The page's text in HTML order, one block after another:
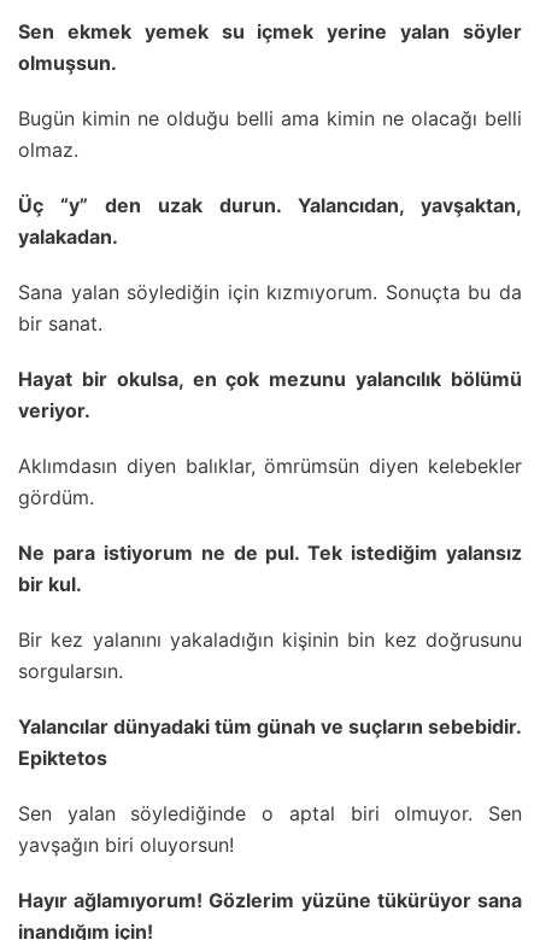
Sen ekmek yemek su içmek yerine yalan söyler
olmuşsun.
Bugün kimin ne olduğu belli ama kimin ne olacağı belli
olmaz.
Üç “y” den uzak durun. Yalancıdan, yavşaktan,
yalakadan.
Sana yalan söylediğin için kızmıyorum. Sonuçta bu da
bir sanat.
Hayat bir okulsa, en çok mezunu yalancılık bölümü
veriyor.
Aklımdasın diyen balıklar, ömrümsün diyen kelebekler
gördüm.
Ne para istiyorum ne de pul. Tek istediğim yalansız
bir kul.
Bir kez yalanını yakaladığın kişinin bin kez doğrusunu
sorgularsın.
Yalancılar dünyadaki tüm günah ve suçların sebebidir.
Epiktetos
Sen yalan söylediğinde o aptal biri olmuyor. Sen
yavşağın biri oluyorsun!
Hayır ağlamıyorum! Gözlerim yüzüne tükürüyor sana
inandığım için!